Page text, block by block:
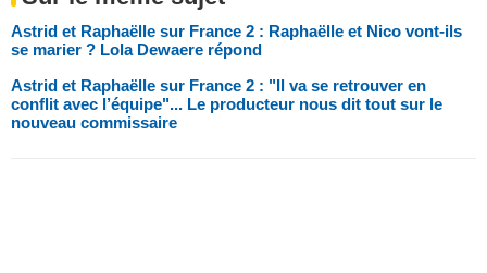
Astrid et Raphaëlle sur France 2 : Raphaëlle et Nico vont-ils
se marier ? Lola Dewaere répond
Astrid et Raphaëlle sur France 2 : "Il va se retrouver en
conflit avec l’équipe"... Le producteur nous dit tout sur le
nouveau commissaire